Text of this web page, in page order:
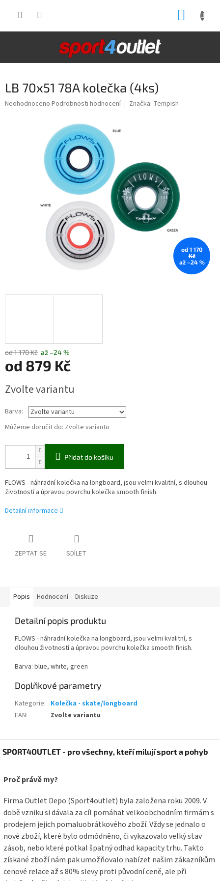
LB 70x51 78A kolečka (4ks)
Průměrné
Neohodnoceno Podrobnosti hodnocení Značka: Tempish
od 1 170
Kč
až –24 %
od 1 170 Kč až –24 %
od 879 Kč
cena:
Zvolte variantu
Barva:
Můžeme doručit do: Zvolte variantu
Přidat do košíku
FLOWS - náhradní kolečka na longboard, jsou velmi kvalitní, s dlouhou
životností a úpravou povrchu kolečka smooth finish.
Detailní informace
ZEPTAT SE SDÍLET
Popis Hodnocení Diskuze
Detailní popis produktu
FLOWS - náhradní kolečka na longboard, jsou velmi kvalitní, s
dlouhou životností a úpravou povrchu kolečka smooth finish.
Barva: blue, white, green
Doplňkové parametry
Kategorie: Kolečka - skate/longboard
EAN: Zvolte variantu
á
a
SPORT4OUTLET - pro všechny, kteří milují sport a pohyb
Proč právě my?
Firma Outlet Depo (Sport4outlet) byla založena roku 2009. V
době vzniku si dávala za cíl pomáhat velkoobchodním firmám s
prodejem jejich pomaluobrátkového zboží. Vždy se jednalo o
nové zboží, které bylo odmódněno, či vykazovalo velký stav
zásob, nebo které potkal špatný odhad kapacity trhu. Takto
získané zboží nám pak umožňovalo nabízet našim zákazníkům
cenové relace až s 80% slevy proti původní ceně, ale při